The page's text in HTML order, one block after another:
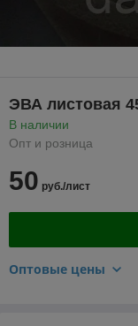
ЭВА листовая
В наличии
Опт и розница
50 руб./лист
Оптовые цены